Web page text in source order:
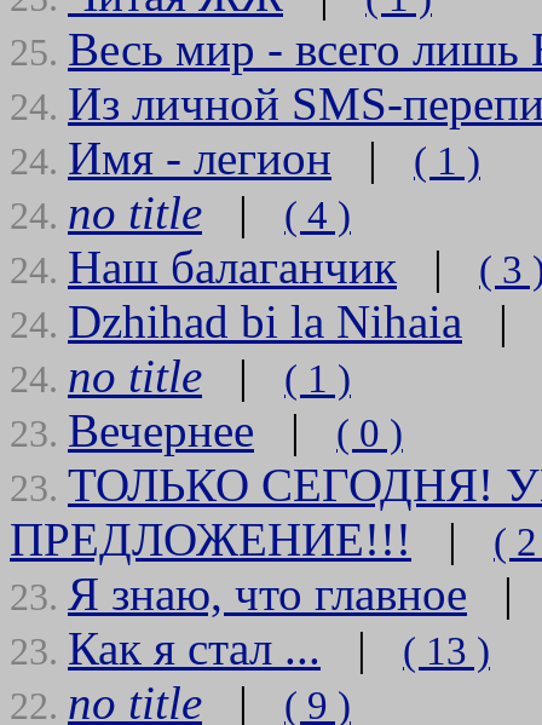
25. Весь мир - всего
24. Из личной SMS-
24. Имя - легион | ( 1 )
24. no title | ( 4 )
24. Наш балаганчик | ( 3
24. Dzhihad bi la Nihaia
24. no title | ( 1 )
23. Вечернее | ( 0 )
23. ТОЛЬКО СЕГОДНЯ!
ПРЕДЛОЖЕНИЕ!!! | (
23. Я знаю, что главное
23. Как я стал ... | ( 13 )
22. no title | ( 9 )